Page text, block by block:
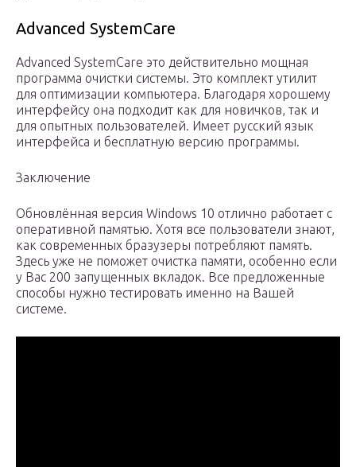
Advanced SystemCare
Advanced SystemCare это действительно мощная
программа очистки системы. Это комплект утилит
для оптимизации компьютера. Благодаря хорошему
интерфейсу она подходит как для новичков, так и
для опытных пользователей. Имеет русский язык
интерфейса и бесплатную версию программы.
Заключение
Обновлённая версия Windows 10 отлично работает с
оперативной памятью. Хотя все пользователи знают,
как современных бразузеры потребляют память.
Здесь уже не поможет очистка памяти, особенно если
у Вас 200 запущенных вкладок. Все предложенные
способы нужно тестировать именно на Вашей
системе.